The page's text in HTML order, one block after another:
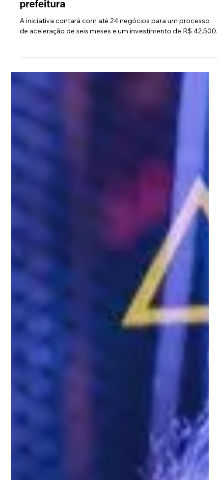
Empreendedores do audiovisual podem
se inscrever para aporte financeiro da
prefeitura
A iniciativa contará com até 24 negócios para um processo
de aceleração de seis meses e um investimento de R$ 42.500.